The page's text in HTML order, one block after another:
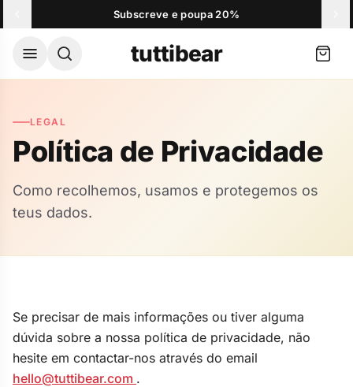
Subscreve e poupa 20%
tuttibear
LEGAL
Política de Privacidade
Como recolhemos, usamos e protegemos os
teus dados.
Se precisar de mais informações ou tiver alguma
dúvida sobre a nossa política de privacidade, não
hesite em contactar-nos através do email
hello@tuttibear.com .
O seu carrinho
Envio gratuito a partir de 39,00 €